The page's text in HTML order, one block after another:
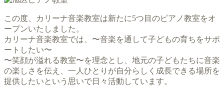
この度、カリーナ音楽教室は新たに5つ目のピアノ教室をオ
ープンいたしました。
カリーナ音楽教室では、〜音楽を通して子どもの育ちをサポ
ートしたい〜
〜笑顔が溢れる教室〜を理念とし、地元の子どもたちに音楽
の楽しさを伝え、一人ひとりが自分らしく成長できる場所を
提供したいという思いで日々活動しています。